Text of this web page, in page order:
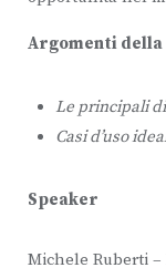
Argomenti della
Le principali
Casi d’uso
Speaker
Michele Ruberti –